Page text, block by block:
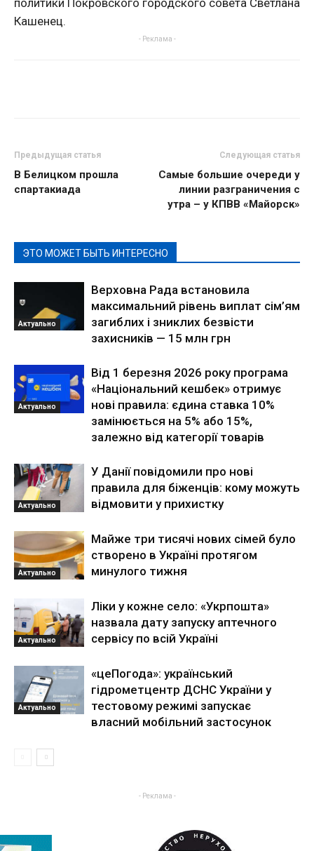
политики Покровского городского совета Светлана
Кашенец.
- Реклама -
Предыдущая статья
В Белицком прошла
спартакиада
Следующая статья
Самые большие очереди у
линии разграничения с
утра – у КПВВ «Майорск»
ЭТО МОЖЕТ БЫТЬ ИНТЕРЕСНО
Актуально
Верховна Рада встановила
максимальний рівень виплат сім’ям
загиблих і зниклих безвісти
захисників — 15 млн грн
Актуально
Від 1 березня 2026 року програма
«Національний кешбек» отримує
нові правила: єдина ставка 10%
замінюється на 5% або 15%,
залежно від категорії товарів
Актуально
У Данії повідомили про нові
правила для біженців: кому можуть
відмовити у прихистку
Актуально
Майже три тисячі нових сімей було
створено в Україні протягом
минулого тижня
Актуально
Ліки у кожне село: «Укрпошта»
назвала дату запуску аптечного
сервісу по всій Україні
Актуально
«цеПогода»: український
гідрометцентр ДСНС України у
тестовому режимі запускає
власний мобільний застосунок
- Реклама -